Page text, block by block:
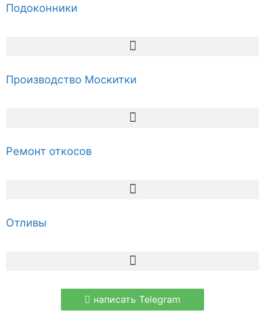
Подоконники
Производство Москитки
Ремонт откосов
Отливы
написать Telegram